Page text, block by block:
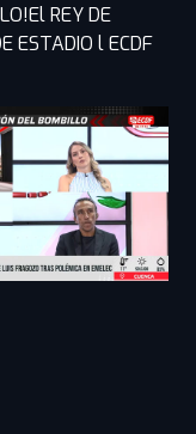
REY DE
ESTADIO l ECDF